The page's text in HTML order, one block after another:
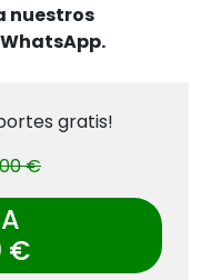
nuestros
gratis!
€
€